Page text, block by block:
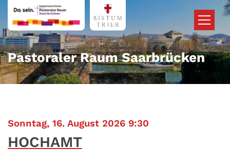
Zum Inhalt springen
Pastoraler Raum Saarbrücken
Sonntag, 16. August 2026 9:30
HOCHAMT